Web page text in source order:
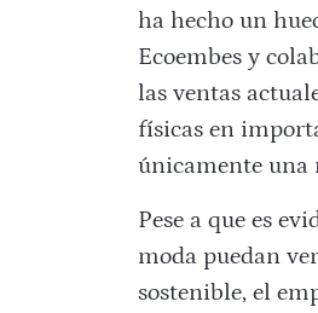
ha hecho un
Ecoembes y
las ventas
físicas en
únicamente una
Pese a que es
moda puedan
sostenible, el